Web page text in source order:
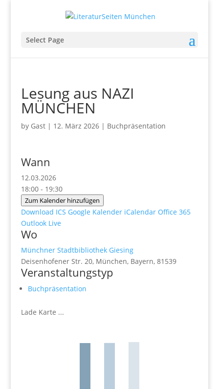
Select Page
Lesung aus NAZI
MÜNCHEN
by Gast| 12. März 2026| Buchpräsentation
Wann
12.03.2026
18:00 - 19:30
Zum Kalender hinzufügen
Download ICS Google Kalender iCalendar Office 365
Outlook Live
Wo
Münchner Stadtbibliothek Giesing
Deisenhofener Str. 20, München, Bayern, 81539
Veranstaltungstyp
Buchpräsentation
Lade Karte ...